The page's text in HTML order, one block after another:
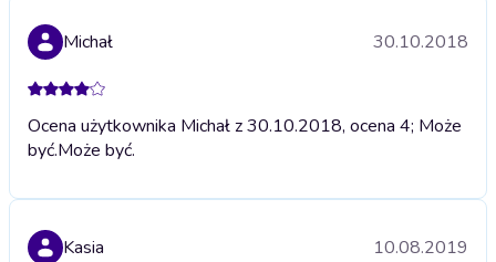
Michał 30.10.2018
Ocena użytkownika Michał z 30.10.2018, ocena 4; Może
być.Może być.
Kasia 10.08.2019